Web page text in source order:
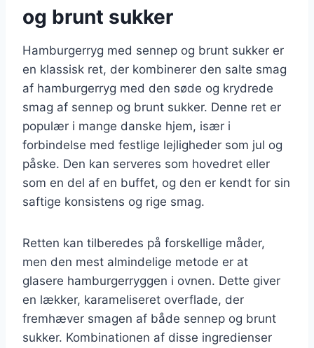
og brunt sukker
Hamburgerryg med sennep og brunt sukker er
en klassisk ret, der kombinerer den salte smag
af hamburgerryg med den søde og krydrede
smag af sennep og brunt sukker. Denne ret er
populær i mange danske hjem, især i
forbindelse med festlige lejligheder som jul og
påske. Den kan serveres som hovedret eller
som en del af en buffet, og den er kendt for sin
saftige konsistens og rige smag.
Retten kan tilberedes på forskellige måder,
men den mest almindelige metode er at
glasere hamburgerryggen i ovnen. Dette giver
en lækker, karameliseret overflade, der
fremhæver smagen af både sennep og brunt
sukker. Kombinationen af disse ingredienser